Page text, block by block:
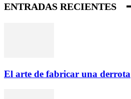
ENTRADAS RECIENTES
El arte de fabricar una derrota